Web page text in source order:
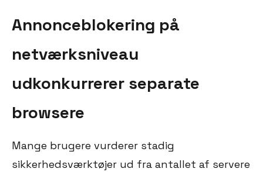
Annonceblokering på
netværksniveau
udkonkurrerer separate
browsere
Mange brugere vurderer stadig
sikkerhedsværktøjer ud fra antallet af servere